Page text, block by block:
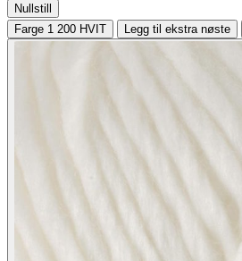
Nullstill
Farge 1 200 HVIT Legg til ekstra nøste